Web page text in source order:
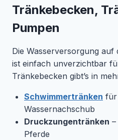
Tränkebecken,
Pumpen
Die Wasserversorgung auf
ist einfach unverzichtbar
Tränkebecken gibt’s in
Schwimmertränken für
Wassernachschub
Druckzungentränken
Pferde